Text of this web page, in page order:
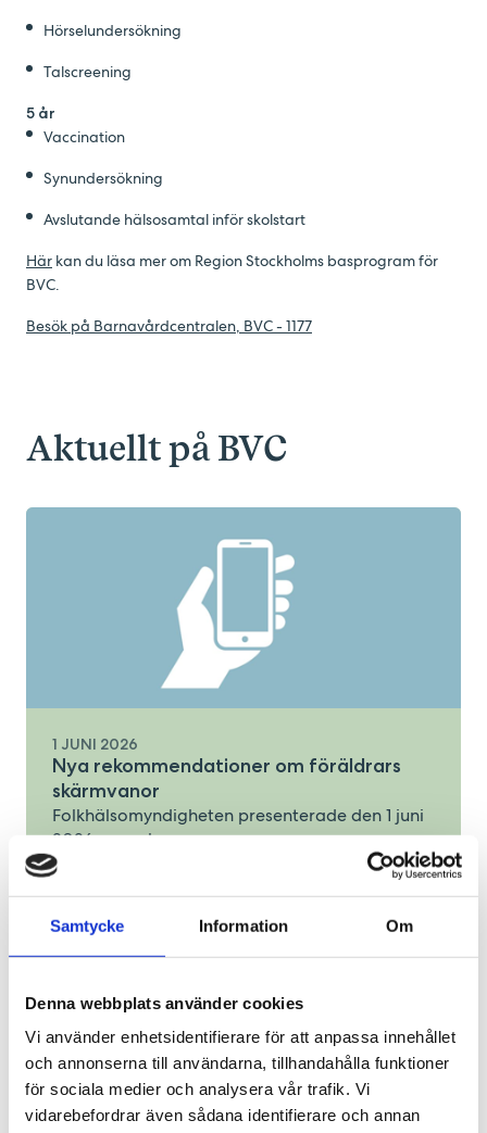
Samtycke Information Om
Denna webbplats använder cookies
Vi använder enhetsidentifierare för att anpassa innehållet
och annonserna till användarna, tillhandahålla funktioner
för sociala medier och analysera vår trafik. Vi
vidarebefordrar även sådana identifierare och annan
Hörselundersökning
Talscreening
5 år
Vaccination
Synundersökning
Avslutande hälsosamtal inför skolstart
Här kan du läsa mer om Region Stockholms basprogram för
BVC.
Besök på Barnavårdcentralen, BVC - 1177
Aktuellt på BVC
1 JUNI 2026
Nya rekommendationer om föräldrars
skärmvanor
Folkhälsomyndigheten presenterade den 1 juni
2026 nya rek...
LÄS MER